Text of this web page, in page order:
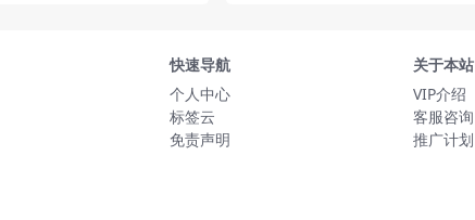
快速导航
个人中心
标签云
免责声明
关于本站
VIP介绍
客服咨询
推广计划